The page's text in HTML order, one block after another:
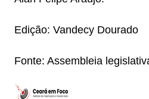
Edição: Vandecy Dourado
Fonte: Assembleia